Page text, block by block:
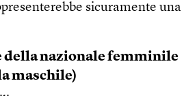
sicuramente una
della nazionale femminile
maschile)